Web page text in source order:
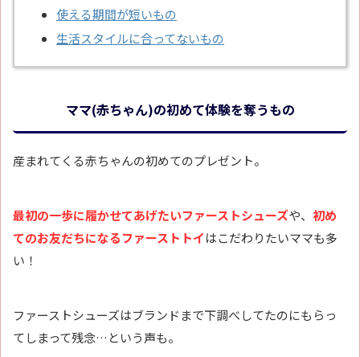
使える期間が短いもの
生活スタイルに合ってないもの
ママ(赤ちゃん)の初めて体験を奪うもの
産まれてくる赤ちゃんの初めてのプレゼント。
最初の一歩に履かせてあげたいファーストシューズや、 初め
てのお友だちになるファーストトイはこだわりたいママも多
い！
ファーストシューズはブランドまで下調べしてたのにもらっ
てしまって残念…という声も。